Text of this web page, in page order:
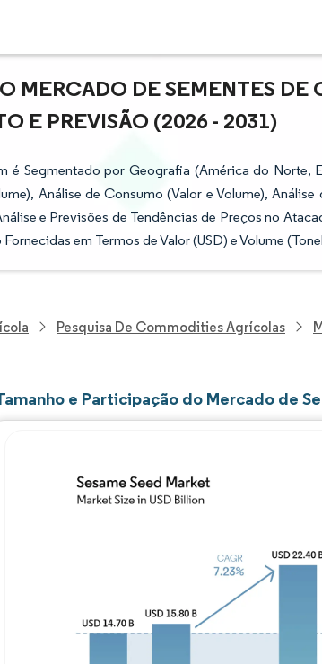
MERCADO DE SEMENTES DE
E PREVISÃO (2026 - 2031)
é Segmentado por Geografia (América do Norte,
Análise de Consumo (Valor e Volume),
e Previsões de Tendências de Preços no
em Termos de Valor (USD) e Volume
Pesquisa De Commodities Agrícolas
e Participação do Mercado de
Imagem © Mordor